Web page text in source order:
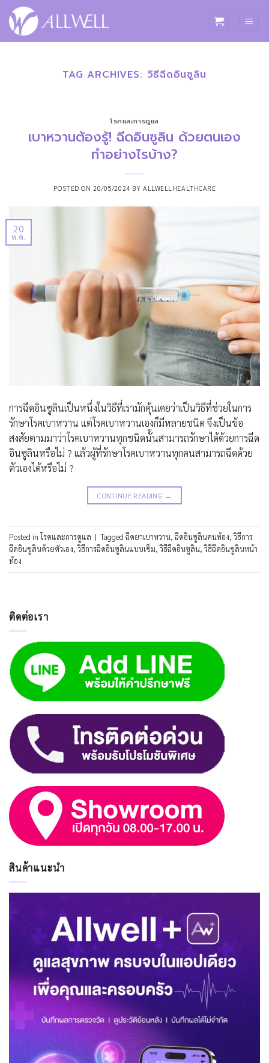
ข้าม
ไป
TAG ARCHIVES: วิธีฉีดอินซูลิน
โรคและการดูแล
เบาหวานต้องรู้! ฉีดอินซูลิน ด้วยตนเอง
ทำอย่างไรบ้าง?
POSTED ON20/05/2024 BY ALLWELLHEALTHCARE
20
พ.ค.
การฉีดอินซูลินเป็นหนึ่งในวิธีที่เรามักคุ้นเคยว่าเป็นวิธีที่ช่วยในการ
รักษาโรคเบาหวาน แต่โรคเบาหวานเองก็มีหลายชนิด จึงเป็นข้อ
สงสัยตามมาว่าโรคเบาหวานทุกชนิดนั้นสามารถรักษาได้ด้วยการฉีด
อินซูลินหรือไม่ ? แล้วผู้ที่รักษาโรคเบาหวานทุกคนสามารถฉีดด้วย
ตัวเองได้หรือไม่ ?
CONTINUE READING →
Posted inโรคและการดูแล | Tagged ฉีดยาเบาหวาน, ฉีดอินซูลินคนท้อง,วิธีการ
ฉีดอินซูลินด้วยตัวเอง,วิธีการฉีดอินซูลินแบบเข็ม,วิธีฉีดอินซูลิน,วิธีฉีดอินซูลินหน้า
ท้อง
ติดต่อเรา
สินค้าแนะนำ